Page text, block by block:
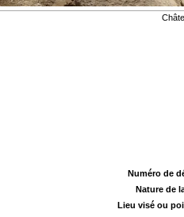
Numéro de
Nature de
Lieu visé ou